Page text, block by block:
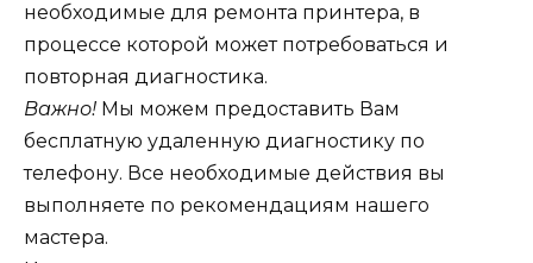
необходимые для ремонта принтера, в
процессе которой может потребоваться и
повторная диагностика.
Важно! Мы можем предоставить Вам
бесплатную удаленную диагностику по
телефону. Все необходимые действия вы
выполняете по рекомендациям нашего
мастера.